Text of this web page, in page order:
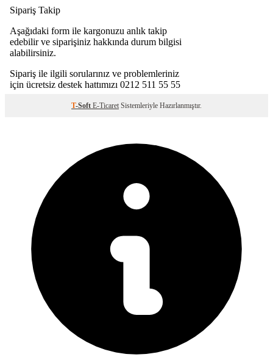
T-Soft E-Ticaret Sistemleriyle Hazırlanmıştır.